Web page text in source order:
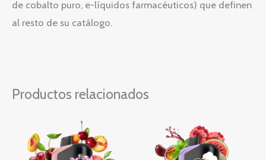
de cobalto puro, e-líquidos farmacéuticos) que definen
al resto de su catálogo.
Productos relacionados